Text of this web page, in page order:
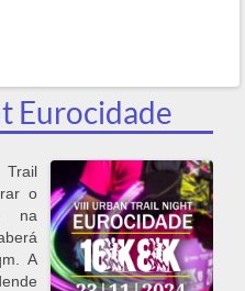
Eurocidade
o
na
A